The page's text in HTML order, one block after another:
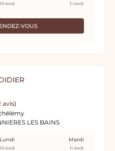
VOUS
10 Août 11 Août
avis)
LES BAINS
Lundi
10 Août
Mardi
11 Août